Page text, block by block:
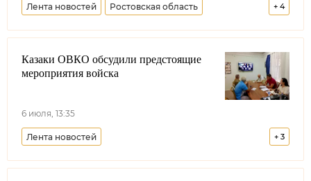
+ 4
Лента новостей Ростовская область
Всевеликое войско Донское Казачья молодежь
Росмолодежь Россия
Казаки ОВКО обсудили предстоящие
мероприятия войска
6 июля, 13:35
+ 3
Лента новостей
Оренбургское войсковое казачье общество